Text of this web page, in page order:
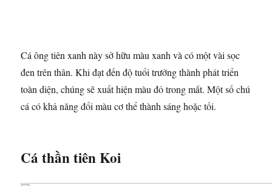
Cá ông tiên xanh này sở hữu màu xanh và có một vài sọc
đen trên thân. Khi đạt đến độ tuổi trưởng thành phát triển
toàn diện, chúng sẽ xuất hiện màu đỏ trong mắt. Một số chú
cá có khả năng đổi màu cơ thể thành sáng hoặc tối.
Cá thần tiên Koi